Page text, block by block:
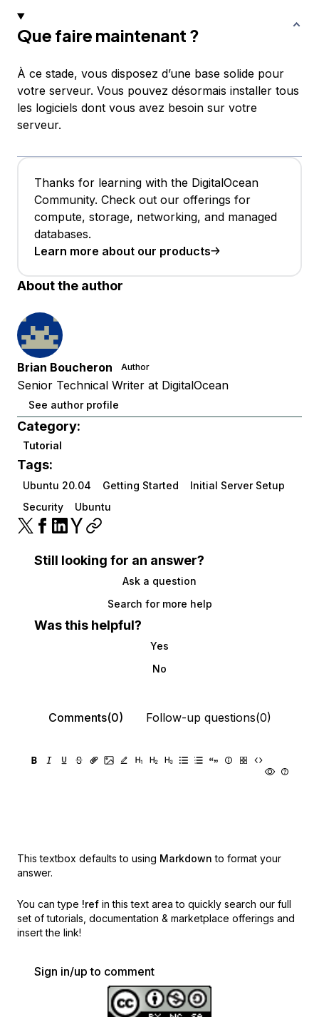
Que faire maintenant ?
À ce stade, vous disposez d’une base solide pour
votre serveur. Vous pouvez désormais installer tous
les logiciels dont vous avez besoin sur votre
serveur.
Thanks for learning with the DigitalOcean
Community. Check out our offerings for
compute, storage, networking, and managed
databases.
Learn more about our products
About the author
Brian Boucheron Author
Senior Technical Writer at DigitalOcean
See author profile
Category:
Tutorial
Tags:
Ubuntu 20.04 Getting Started
Initial Server Setup
Security
Ubuntu
Still looking for an answer?
Ask a question
Search for more help
Was this helpful?
Yes
No
Comments(0) Follow-up questions(0)
This textbox defaults to using Markdown to format your
answer.
You can type !ref in this text area to quickly search our full
set of tutorials, documentation & marketplace offerings and
insert the link!
Sign in/up to comment